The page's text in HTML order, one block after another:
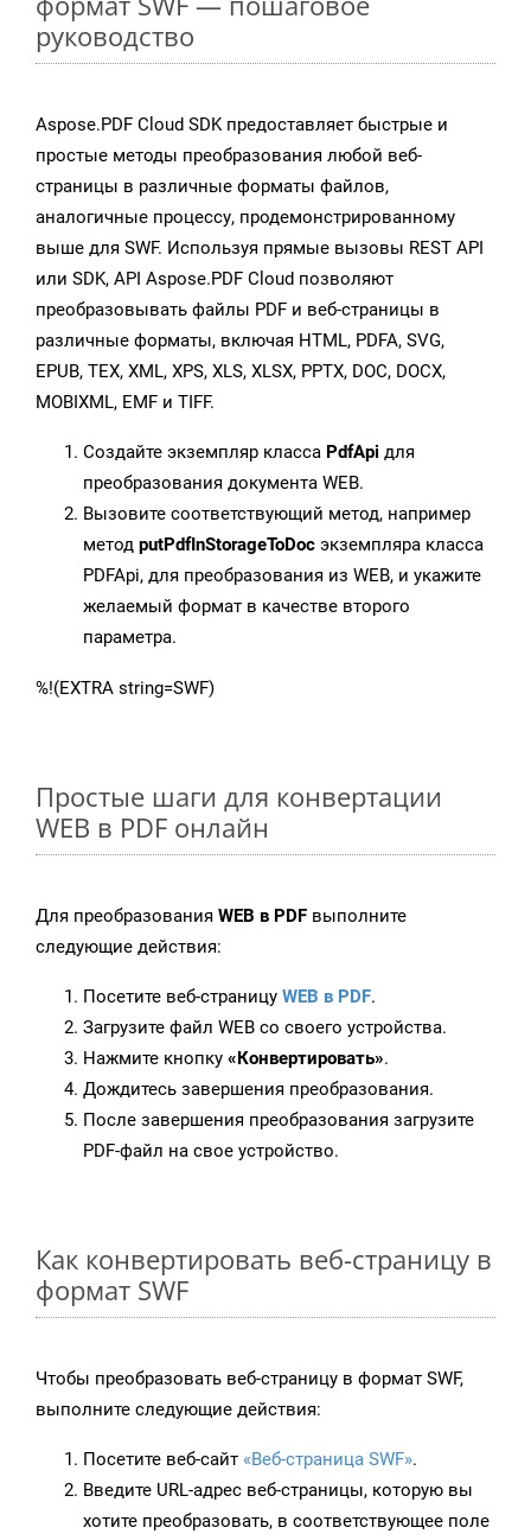
руководство
Aspose.PDF Cloud SDK предоставляет быстрые и
простые методы преобразования любой веб-
страницы в различные форматы файлов,
аналогичные процессу, продемонстрированному
выше для SWF. Используя прямые вызовы REST API
или SDK, API Aspose.PDF Cloud позволяют
преобразовывать файлы PDF и веб-страницы в
различные форматы, включая HTML, PDFA, SVG,
EPUB, TEX, XML, XPS, XLS, XLSX, PPTX, DOC, DOCX,
MOBIXML, EMF и TIFF.
Создайте экземпляр класса PdfApi для
преобразования документа WEB.
Вызовите соответствующий метод, например
метод putPdfInStorageToDoc экземпляра класса
PDFApi, для преобразования из WEB, и укажите
желаемый формат в качестве второго
параметра.
%!(EXTRA string=SWF)
Простые шаги для конвертации
WEB в PDF онлайн
Для преобразования WEB в PDF выполните
следующие действия:
Посетите веб-страницу WEB в PDF.
Загрузите файл WEB со своего устройства.
Нажмите кнопку «Конвертировать».
Дождитесь завершения преобразования.
После завершения преобразования загрузите
PDF-файл на свое устройство.
Как конвертировать веб-страницу в
формат SWF
Чтобы преобразовать веб-страницу в формат SWF,
выполните следующие действия:
Посетите веб-сайт «Веб-страница SWF».
Введите URL-адрес веб-страницы, которую вы
хотите преобразовать, в соответствующее поле